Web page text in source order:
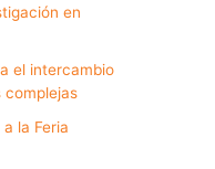
en
el intercambio
la Feria